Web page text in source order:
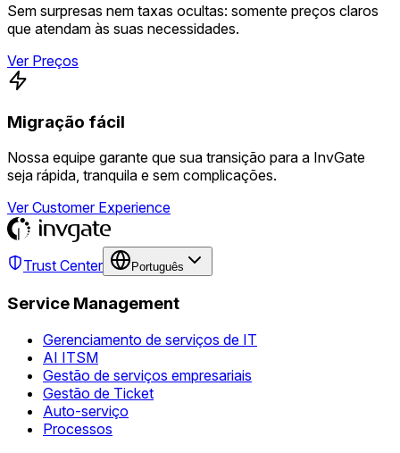
Sem surpresas nem taxas ocultas: somente preços claros
que atendam às suas necessidades.
Ver Preços
Migração fácil
Nossa equipe garante que sua transição para a InvGate
seja rápida, tranquila e sem complicações.
Ver Customer Experience
Trust Center Português
Service Management
Gerenciamento de serviços de IT
AI ITSM
Gestão de serviços empresariais
Gestão de Ticket
Auto-serviço
Processos